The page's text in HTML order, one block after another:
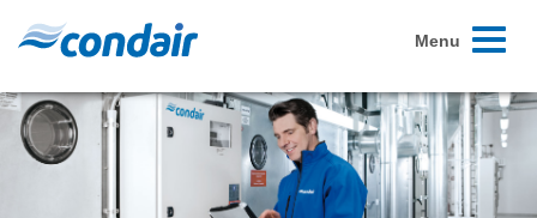
Toggle
Menu